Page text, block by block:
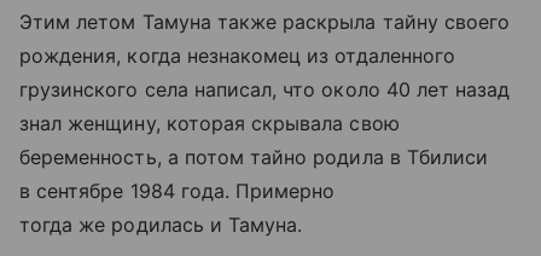
Этим летом Тамуна также раскрыла тайну своего
рождения, когда незнакомец из отдаленного
грузинского села написал, что около 40 лет назад
знал женщину, которая скрывала свою
беременность, а потом тайно родила в Тбилиси
в сентябре 1984 года. Примерно
тогда же родилась и Тамуна.